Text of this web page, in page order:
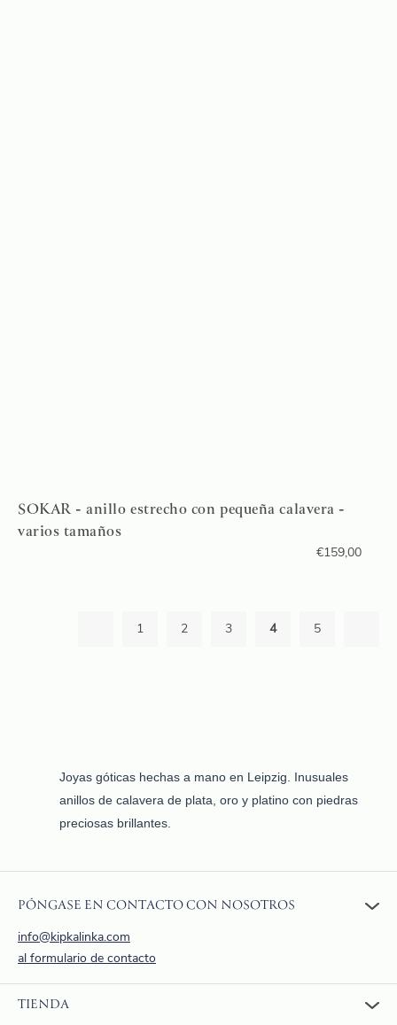
SOKAR - anillo estrecho con pequeña calavera -
varios tamaños
€159,00
1 2 3 4 5
Joyas góticas hechas a mano en Leipzig. Inusuales
anillos de calavera de plata, oro y platino con piedras
preciosas brillantes.
PÓNGASE EN CONTACTO CON NOSOTROS
info@kipkalinka.com
al formulario de contacto
TIENDA